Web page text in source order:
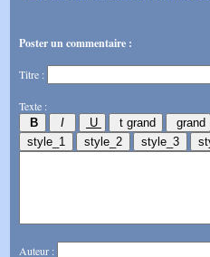
Poster un commentaire :
Titre :
Texte :
Auteur :